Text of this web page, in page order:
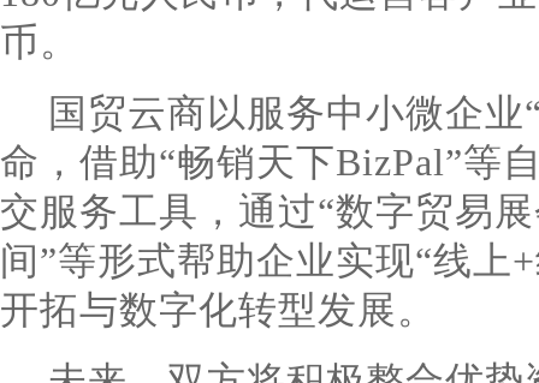
币。
国贸云商以服务中小微企
命，借助“畅销天下BizPal”等
交服务工具，通过“数字贸易
间”等形式帮助企业实现“线上
开拓与数字化转型发展。